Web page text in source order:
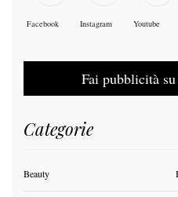
Facebook Instagram Youtube
Fai pubblicità
Categorie
Beauty